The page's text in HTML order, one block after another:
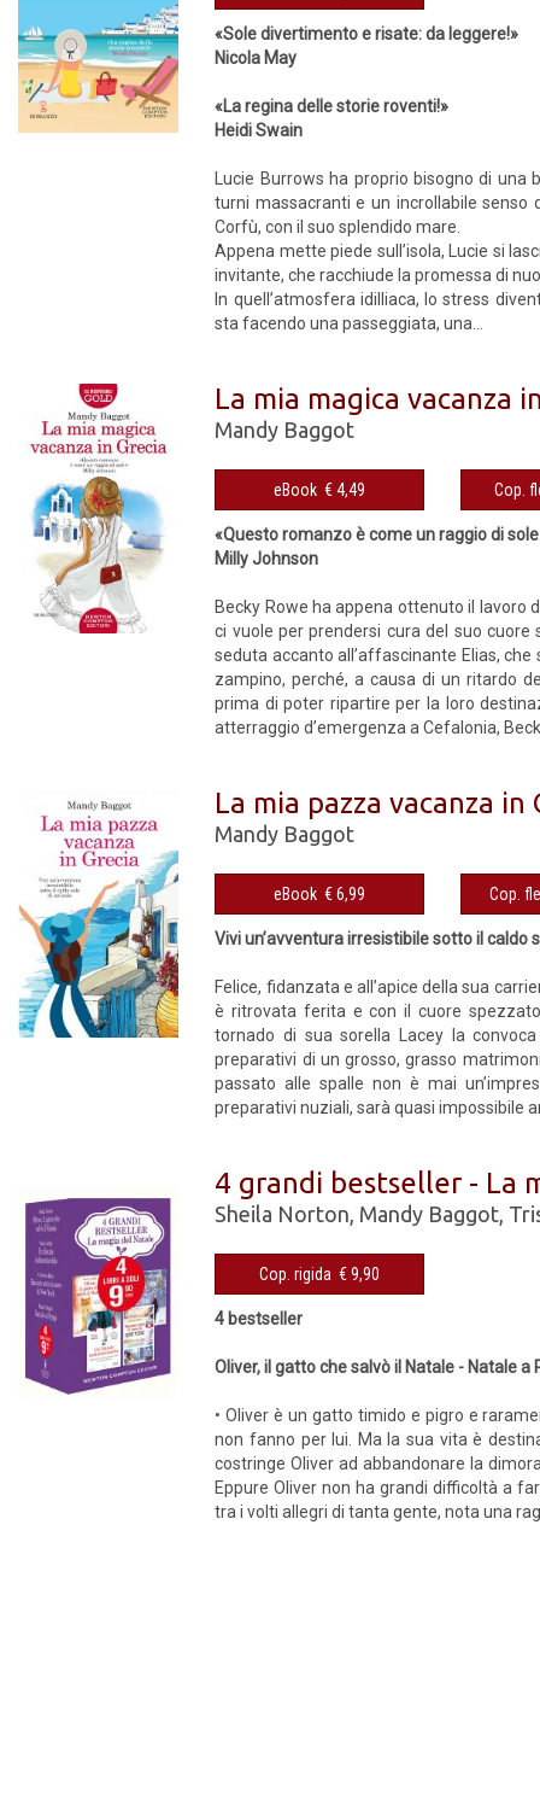
«Sole divertimento e risate: da leggere!»
Nicola May
«La regina delle storie roventi!»
Heidi Swain
Lucie Burrows ha proprio bisogno di
turni massacranti e un incrollabile senso
Corfù, con il suo splendido mare.
Appena mette piede sull’isola, Lucie si
invitante, che racchiude la promessa di
In quell’atmosfera idilliaca, lo stress
sta facendo una passeggiata, una...
La mia magica vacanza
Mandy Baggot
eBook € 4,49
«Questo romanzo è come un raggio di
Milly Johnson
Becky Rowe ha appena ottenuto il lavoro
ci vuole per prendersi cura del suo cuore
seduta accanto all’affascinante Elias,
zampino, perché, a causa di un ritardo
prima di poter ripartire per la loro
atterraggio d’emergenza a Cefalonia,
La mia pazza vacanza in
Mandy Baggot
eBook € 6,99
Vivi un’avventura irresistibile sotto il caldo
Felice, fidanzata e all’apice della sua
è ritrovata ferita e con il cuore
tornado di sua sorella Lacey la
preparativi di un grosso, grasso
passato alle spalle non è mai
preparativi nuziali, sarà quasi impossibile
4 grandi bestseller - La
Sheila Norton, Mandy Baggot,
Cop. rigida € 9,90
4 bestseller
Oliver, il gatto che salvò il Natale - Natale
• Oliver è un gatto timido e pigro e
non fanno per lui. Ma la sua vita è
costringe Oliver ad abbandonare la
Eppure Oliver non ha grandi difficoltà a
tra i volti allegri di tanta gente, nota una